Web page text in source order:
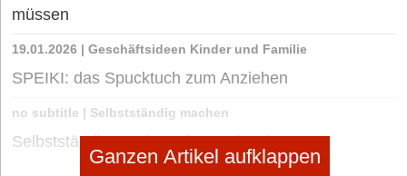
müssen
19.01.2026 | Geschäftsideen Kinder und Familie
SPEIKI: das Spucktuch zum Anziehen
no subtitle | Selbstständig machen
Selbstständig machen als Foodtrucker
Ganzen Artikel aufklappen